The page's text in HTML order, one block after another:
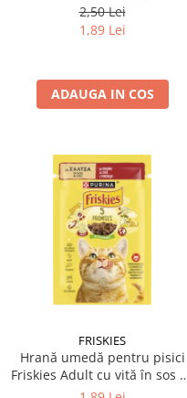
mazare 85 gr
2,50 Lei
1,89 Lei
ADAUGA IN COS
FRISKIES
Hrană umedă pentru pisici
Friskies Adult cu vită în sos
gr